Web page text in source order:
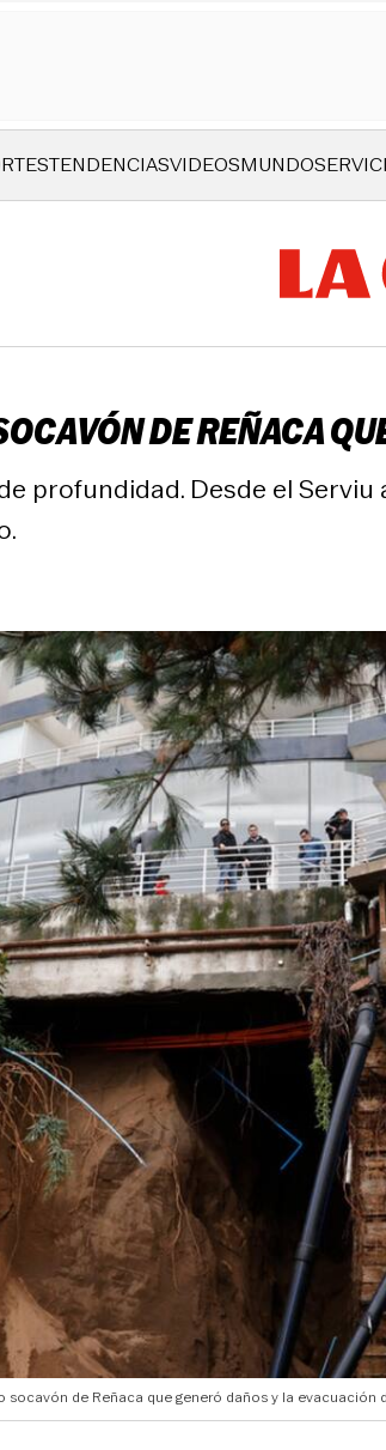
TENDENCIASVIDEOSMUNDO
DE REÑACA
profundidad. Desde el
socavón de Reñaca que generó daños y la